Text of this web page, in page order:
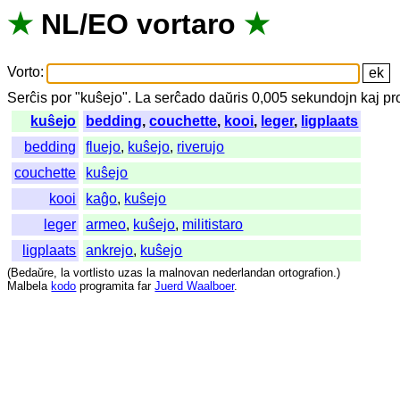
★ NL/EO vortaro ★
Vorto:
Serĉis por "kuŝejo". La serĉado daŭris 0,005sekundojn kaj
kuŝejo
bedding,couchette, kooi, leger, ligplaats
bedding
fluejo, kuŝejo, riverujo
couchette
kuŝejo
kooi
kaĝo, kuŝejo
leger
armeo, kuŝejo, militistaro
ligplaats
ankrejo, kuŝejo
(Bedaŭre, la vortlisto uzas la malnovan nederlandan ortografion.)
Malbela kodo programita far Juerd Waalboer.